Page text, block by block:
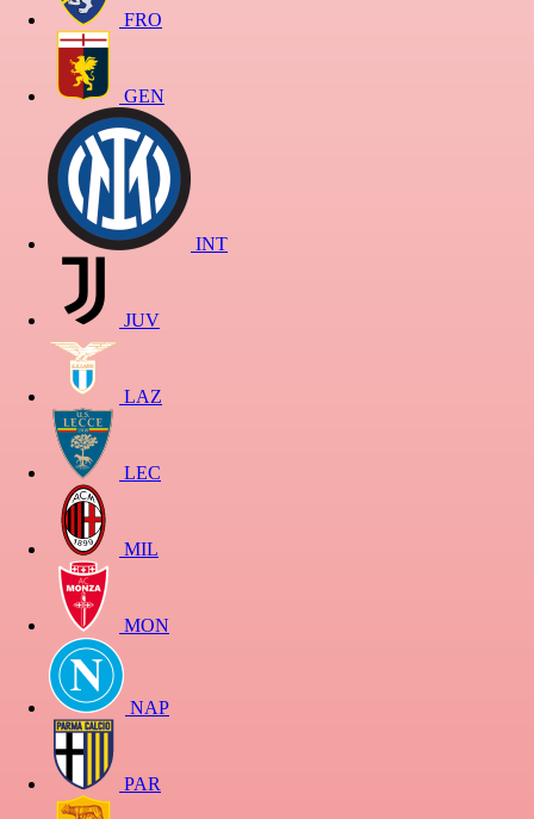
FRO
GEN
INT
JUV
LAZ
LEC
MIL
MON
NAP
PAR